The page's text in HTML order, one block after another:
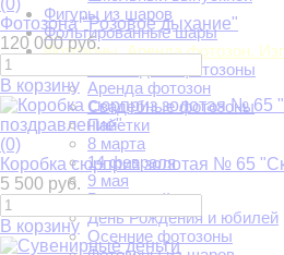
Фигуры из шаров
Фольгированные шары
Фотозоны. Аренда фотозон.
Новогодние фотозоны
Аренда фотозон
Свадебные фотозоны
Пайетки
8 марта
14 февраля
9 мая
Выпускной
День Рождения и юбилей
Осенние фотозоны
Фотозона "Розовое дыхание"
120 000 руб.
В корзину
(0)
Коробка сюрприз золотая № 65
5 500 руб.
В корзину